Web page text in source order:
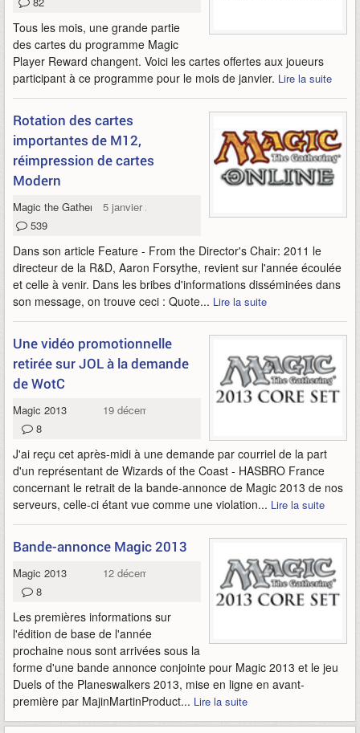
Tous les mois, une grande partie
des cartes du programme Magic
Player Reward changent. Voici les cartes offertes aux joueurs
participant à ce programme pour le mois de janvier. Lire la suite
Rotation des cartes
importantes de M12,
réimpression de cartes
Modern
Magic the Gathering Online
5 janvier 2012
539
Dans son article Feature - From the Director's Chair: 2011 le
directeur de la R&D, Aaron Forsythe, revient sur l'année écoulée
et celle à venir. Dans les bribes d'informations disséminées dans
son message, on trouve ceci : Quote... Lire la suite
Une vidéo promotionnelle
retirée sur JOL à la demande
de WotC
Magic 2013
19 décembre 2011
8
J'ai reçu cet après-midi à une demande par courriel de la part
d'un représentant de Wizards of the Coast - HASBRO France
concernant le retrait de la bande-annonce de Magic 2013 de nos
serveurs, celle-ci étant vue comme une violation... Lire la suite
Bande-annonce Magic 2013
Magic 2013
12 décembre 2011
8
Les premières informations sur
l'édition de base de l'année
prochaine nous sont arrivées sous la
forme d'une bande annonce conjointe pour Magic 2013 et le jeu
Duels of the Planeswalkers 2013, mise en ligne en avant-
première par MajinMartinProduct... Lire la suite